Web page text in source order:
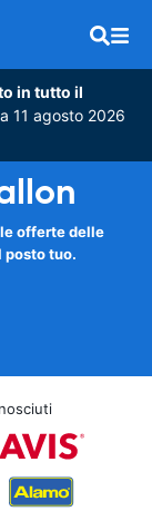
in tutto il
11 agosto 2026
offerte delle
posto tuo.